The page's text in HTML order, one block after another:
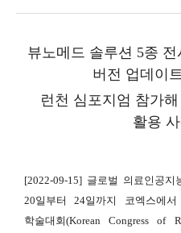
뷰노메드 솔루션 5종
버전 업데이
런천 심포지엄 참가
활용
[2022-09-15] 글로벌 의료인공
20일부터 24일까지 코엑스에
학술대회(Korean Congress of